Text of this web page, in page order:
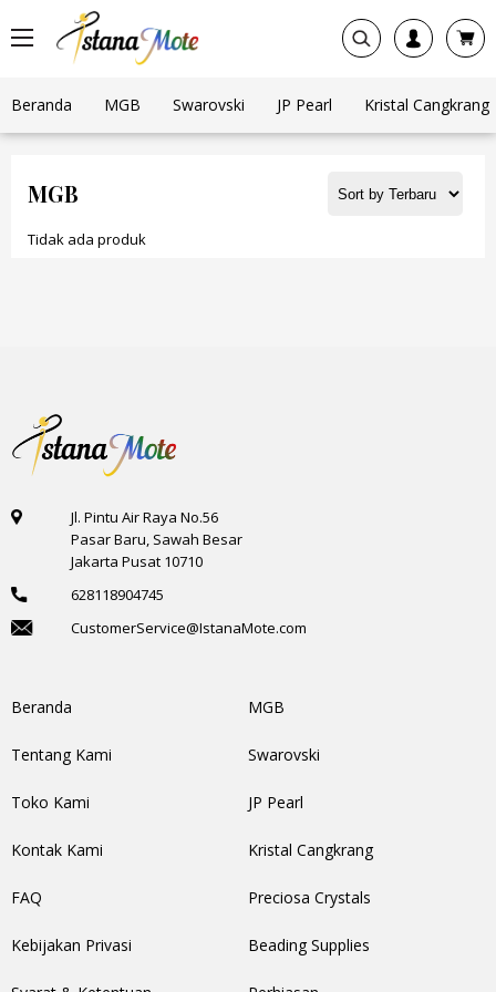
Beranda MGB Swarovski JP Pearl Kristal Cangkrang
MGB
Tidak ada produk
Jl. Pintu Air Raya No.56
Pasar Baru, Sawah Besar
Jakarta Pusat 10710
628118904745
CustomerService@IstanaMote.com
Beranda
Tentang Kami
Toko Kami
Kontak Kami
FAQ
Kebijakan Privasi
MGB
Swarovski
JP Pearl
Kristal Cangkrang
Preciosa Crystals
Beading Supplies